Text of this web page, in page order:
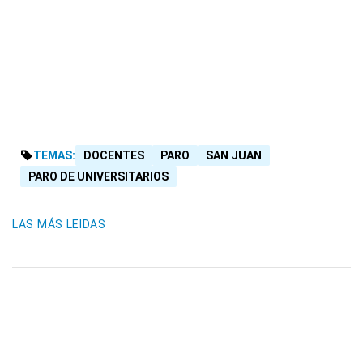
TEMAS: DOCENTES PARO
SAN JUAN
PARO DE UNIVERSITARIOS
LAS MÁS LEIDAS